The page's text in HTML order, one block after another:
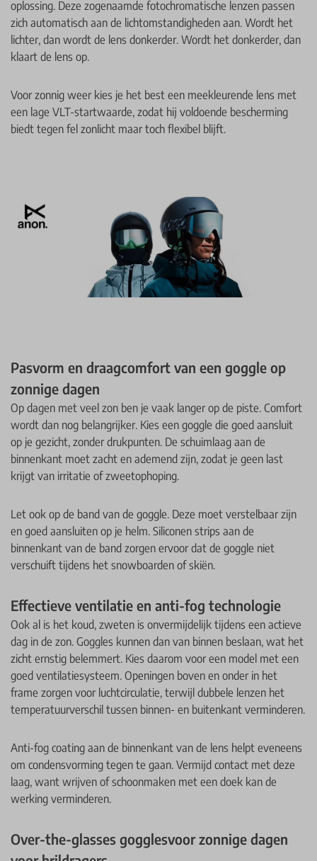
oplossing. Deze zogenaamde fotochromatische lenzen passen
zich automatisch aan de lichtomstandigheden aan. Wordt het
lichter, dan wordt de lens donkerder. Wordt het donkerder, dan
klaart de lens op.
Voor zonnig weer kies je het best een meekleurende lens met
een lage VLT-startwaarde, zodat hij voldoende bescherming
biedt tegen fel zonlicht maar toch flexibel blijft.
Pasvorm en draagcomfort van een goggle op
zonnige dagen
Op dagen met veel zon ben je vaak langer op de piste. Comfort
wordt dan nog belangrijker. Kies een goggle die goed aansluit
op je gezicht, zonder drukpunten. De schuimlaag aan de
binnenkant moet zacht en ademend zijn, zodat je geen last
krijgt van irritatie of zweetophoping.
Let ook op de band van de goggle. Deze moet verstelbaar zijn
en goed aansluiten op je helm. Siliconen strips aan de
binnenkant van de band zorgen ervoor dat de goggle niet
verschuift tijdens het snowboarden of skiën.
Effectieve ventilatie en anti-fog technologie
Ook al is het koud, zweten is onvermijdelijk tijdens een actieve
dag in de zon. Goggles kunnen dan van binnen beslaan, wat het
zicht ernstig belemmert. Kies daarom voor een model met een
goed ventilatiesysteem. Openingen boven en onder in het
frame zorgen voor luchtcirculatie, terwijl dubbele lenzen het
temperatuurverschil tussen binnen- en buitenkant verminderen.
Anti-fog coating aan de binnenkant van de lens helpt eveneens
om condensvorming tegen te gaan. Vermijd contact met deze
laag, want wrijven of schoonmaken met een doek kan de
werking verminderen.
Over-the-glasses gogglesvoor zonnige dagen